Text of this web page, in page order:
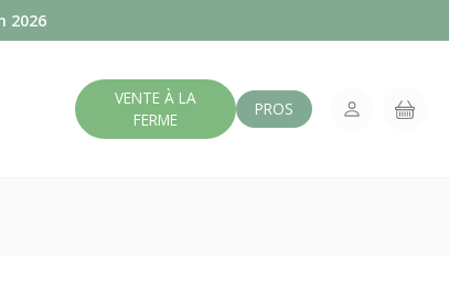
2026
VENTE À LA
FERME
PROS